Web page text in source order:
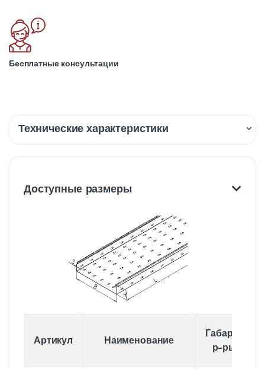
Бесплатные консультации
Технические характеристики
Описание
Доступные размеры
Артикул Наименование
Габаритные
р-ры, мм